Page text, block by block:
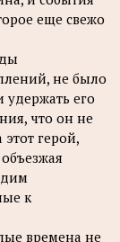
еще свежо
не было
его
что он не
герой,
к
времена не